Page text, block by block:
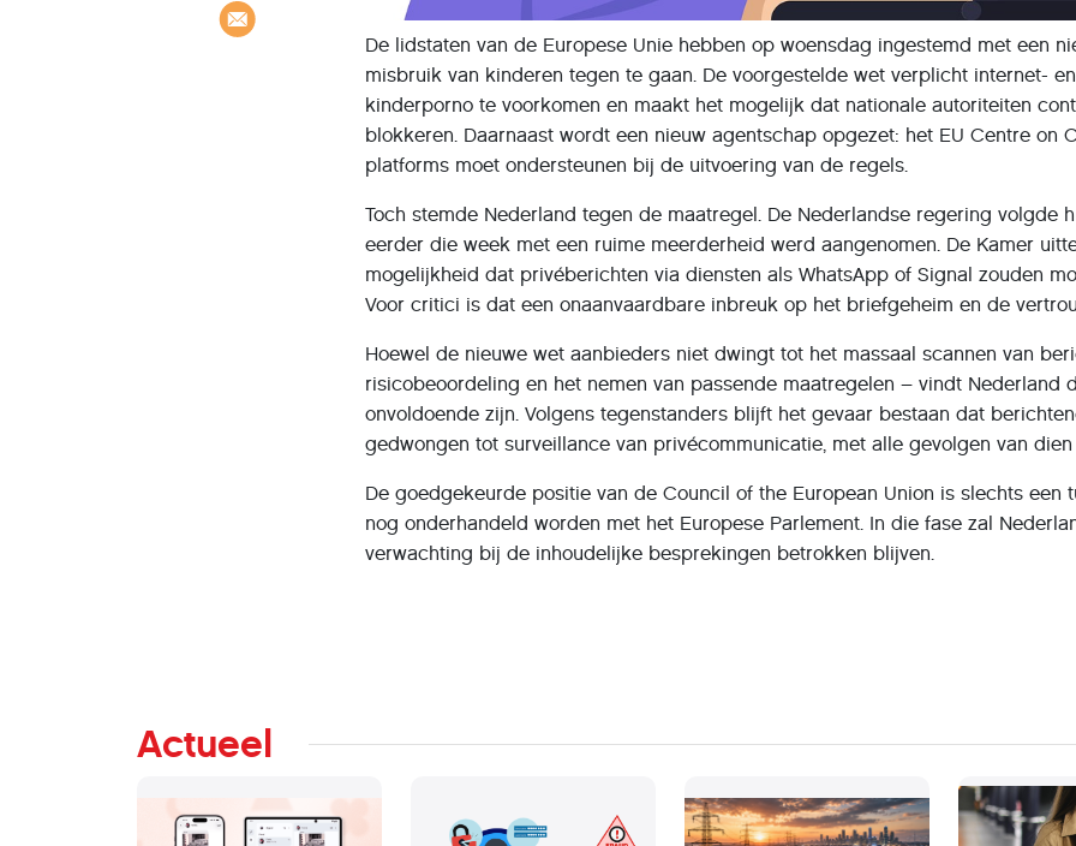
De lidstaten van de Europese Unie hebben op woensdag ingestemd met een
misbruik van kinderen tegen te gaan. De voorgestelde wet verplicht internet-
kinderporno te voorkomen en maakt het mogelijk dat nationale autoriteiten
blokkeren. Daarnaast wordt een nieuw agentschap opgezet: het EU Centre on
platforms moet ondersteunen bij de uitvoering van de regels.
Toch stemde Nederland tegen de maatregel. De Nederlandse regering volgde
eerder die week met een ruime meerderheid werd aangenomen. De Kamer
mogelijkheid dat privéberichten via diensten als WhatsApp of Signal zouden
Voor critici is dat een onaanvaardbare inbreuk op het briefgeheim en de
Hoewel de nieuwe wet aanbieders niet dwingt tot het massaal scannen van
risicobeoordeling en het nemen van passende maatregelen – vindt Nederland
onvoldoende zijn. Volgens tegenstanders blijft het gevaar bestaan dat
gedwongen tot surveillance van privécommunicatie, met alle gevolgen van
De goedgekeurde positie van de Council of the European Union is slechts een
nog onderhandeld worden met het Europese Parlement. In die fase zal
verwachting bij de inhoudelijke besprekingen betrokken blijven.
Actueel